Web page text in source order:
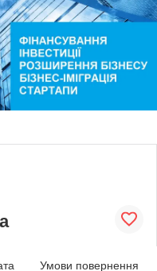
Умови повернення